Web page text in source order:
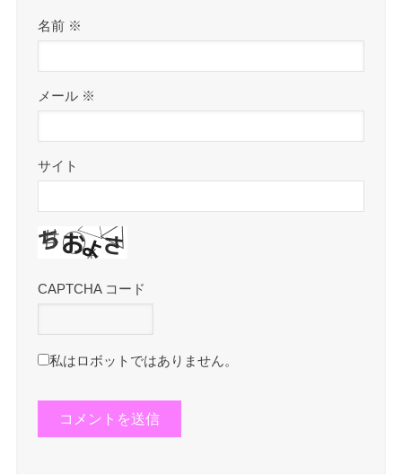
名前 ※
メール ※
サイト
CAPTCHA コード
私はロボットではありません。